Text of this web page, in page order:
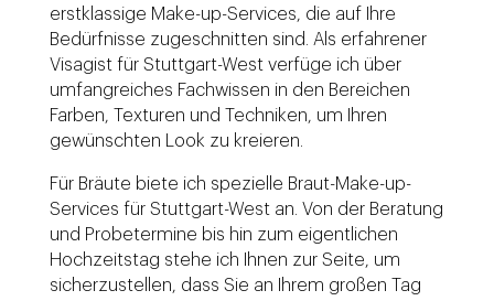
erstklassige Make-up-Services, die auf Ihre
Bedürfnisse zugeschnitten sind. Als erfahrener
Visagist für Stuttgart-West verfüge ich über
umfangreiches Fachwissen in den Bereichen
Farben, Texturen und Techniken, um Ihren
gewünschten Look zu kreieren.
Für Bräute biete ich spezielle Braut-Make-up-
Services für Stuttgart-West an. Von der Beratung
und Probetermine bis hin zum eigentlichen
Hochzeitstag stehe ich Ihnen zur Seite, um
sicherzustellen, dass Sie an Ihrem großen Tag